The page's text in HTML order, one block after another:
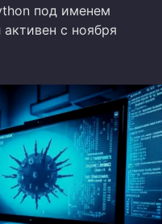
под именем
с ноября